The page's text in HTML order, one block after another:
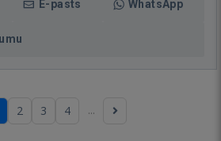
E-pasts WhatsApp
2 3 4 ...